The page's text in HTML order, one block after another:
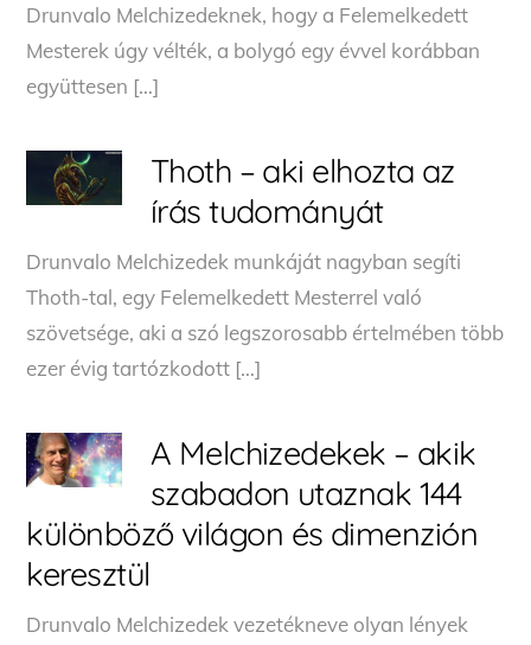
Drunvalo Melchizedeknek, hogy a Felemelkedett
Mesterek úgy vélték, a bolygó egy évvel korábban
együttesen […]
Thoth – aki elhozta az
írás tudományát
Drunvalo Melchizedek munkáját nagyban segíti
Thoth-tal, egy Felemelkedett Mesterrel való
szövetsége, aki a szó legszorosabb értelmében több
ezer évig tartózkodott […]
A Melchizedekek – akik
szabadon utaznak 144
különböző világon és dimenzión
keresztül
Drunvalo Melchizedek vezetékneve olyan lények